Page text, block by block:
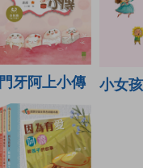
門牙阿上小傳
小女